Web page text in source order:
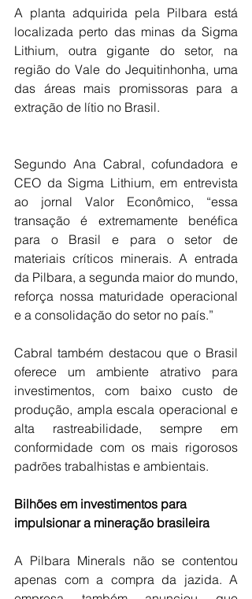
A planta adquirida pela Pilbara está
localizada perto das minas da Sigma
Lithium, outra gigante do setor, na
região do Vale do Jequitinhonha, uma
das áreas mais promissoras para a
extração de lítio no Brasil.
Segundo Ana Cabral, cofundadora e
CEO da Sigma Lithium, em entrevista
ao jornal Valor Econômico, “essa
transação é extremamente benéfica
para o Brasil e para o setor de
materiais críticos minerais. A entrada
da Pilbara, a segunda maior do mundo,
reforça nossa maturidade operacional
e a consolidação do setor no país.”
Cabral também destacou que o Brasil
oferece um ambiente atrativo para
investimentos, com baixo custo de
produção, ampla escala operacional e
alta rastreabilidade, sempre em
conformidade com os mais rigorosos
padrões trabalhistas e ambientais.
Bilhões em investimentos para
impulsionar a mineração brasileira
A Pilbara Minerals não se contentou
apenas com a compra da jazida. A